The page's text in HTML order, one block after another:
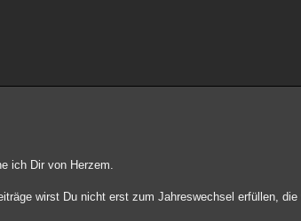
ich Dir von Herzem.
wirst Du nicht erst zum Jahreswechsel erfüllen,